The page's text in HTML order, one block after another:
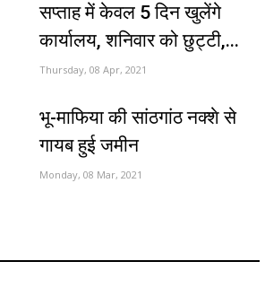
सप्ताह में केवल 5 दिन खुलेंगे
कार्यालय, शनिवार को छुट्टी,...
Thursday, 08 Apr, 2021
भू-माफिया की सांठगांठ नक्शे से
गायब हुई जमीन
Monday, 08 Mar, 2021